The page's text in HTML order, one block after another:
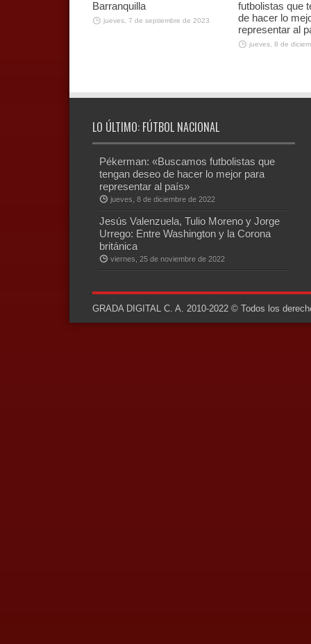
Barranquilla
jueves, 7 de septiembre de 2023
futbolistas que
de hacer lo
representar al
jueves, 8 de
LO ÚLTIMO: FÚTBOL NACIONAL
Pékerman: «Buscamos futbolistas que
tengan deseo de hacer lo mejor para
representar al país»
jueves, 8 de diciembre de 2022
Jesús Valenzuela, Tulio Moreno y Jorge
Urrego: Entre Washington y la Corona
británica
viernes, 25 de noviembre de 2022
GRADA DIGITAL C. A. 2010-2022 © Todos los